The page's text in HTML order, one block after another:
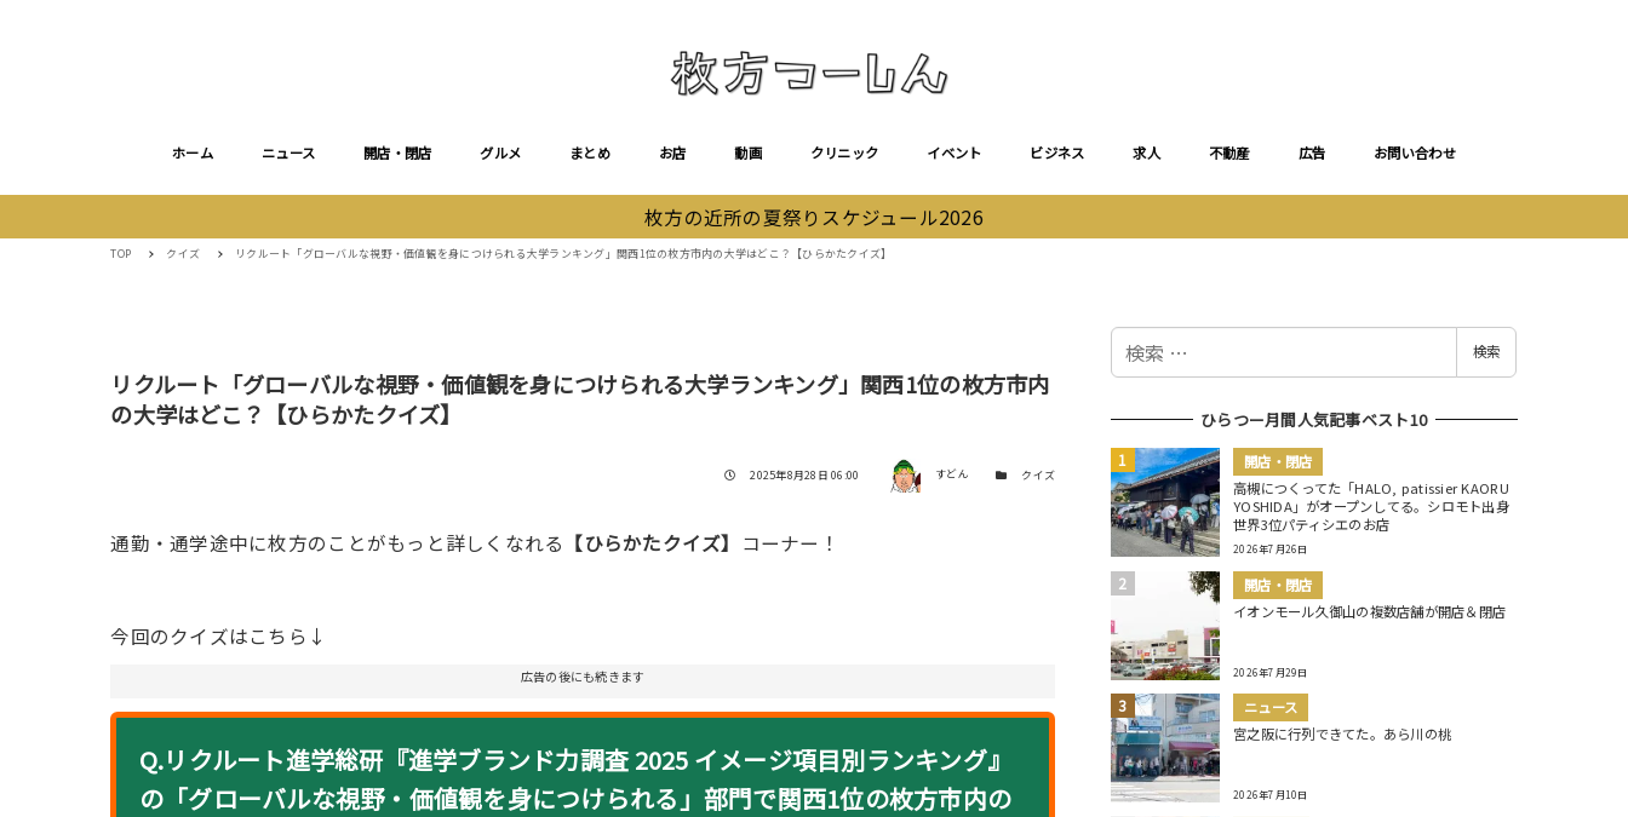
ホーム ニュース 開店・閉店 グルメ まとめ お店 動画 クリニック イベント ビジネス 求人 不動産 広告 お問い合わせ
枚方の近所の夏祭りスケジュール2026
TOP クイズ リクルート「グローバルな視野・価値観を身につけられる大学ランキング」関西1位の枚方市内の大学はどこ？【ひらかたクイズ】
リクルート「グローバルな視野・価値観を身につけられる大学ランキング」関西1位の枚方市内
の大学はどこ？【ひらかたクイズ】
投稿日
2025年8月28日 06:00 著者 すどん カテゴリー
クイズ
通勤・通学途中に枚方のことがもっと詳しくなれる 【ひらかたクイズ】 コーナー！
今回のクイズはこちら↓
広告の後にも続きます
Q.リクルート進学総研『進学ブランド力調査 2025 イメージ項目別ランキング』
の「グローバルな視野・価値観を身につけられる」部門で関西1位の枚方市内の
検
検索
ひらつー月間人気記事ベスト10
開店・閉店
高槻につくってた「HALO, patissier KAORU
YOSHIDA」がオープンしてる。シロモト出身
世界3位パティシエのお店
2026年7月26日
開店・閉店
イオンモール久御山の複数店舗が開店＆閉店
2026年7月29日
ニュース
宮之阪に行列できてた。あら川の桃
2026年7月10日